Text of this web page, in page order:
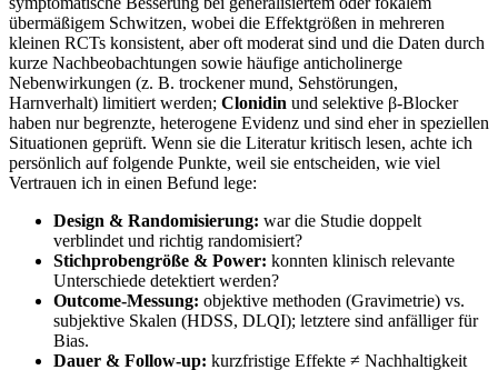
übermäßigem​ Schwitzen, wobei ‍die Effektgrößen in mehreren
⁢kleinen RCTs konsistent, aber oft moderat sind⁣ und die ​Daten durch
kurze Nachbeobachtungen sowie häufige anticholinerge
Nebenwirkungen (z. B. trockener mund, Sehstörungen,
Harnverhalt) limitiert werden; Clonidin ‌und selektive β‑Blocker
haben nur ⁢begrenzte, ⁢heterogene Evidenz ‌und ​sind eher in speziellen
Situationen geprüft. Wenn sie ⁣die Literatur kritisch lesen, achte ich
persönlich auf folgende Punkte,‌ weil sie entscheiden, wie‌ viel⁤
Vertrauen ich ⁢in‌ einen Befund lege:
Design & Randomisierung: war die Studie doppelt
⁤verblindet und richtig randomisiert?
Stichprobengröße⁢ & Power: ‍konnten⁣ klinisch relevante
Unterschiede detektiert ⁣werden?
Outcome‑Messung: objektive methoden (Gravimetrie) vs.
subjektive Skalen (HDSS, DLQI); letztere sind ‍anfälliger für
Bias.
Dauer & Follow‑up: ​kurzfristige Effekte ≠ ⁢Nachhaltigkeit